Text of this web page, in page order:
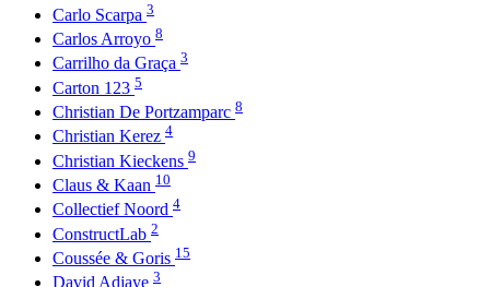
Carlo Scarpa 3
Carlos Arroyo 8
Carrilho da Graça 3
Carton 123 5
Christian De Portzamparc 8
Christian Kerez 4
Christian Kieckens 9
Claus & Kaan 10
Collectief Noord 4
ConstructLab 2
Coussée & Goris 15
David Adjaye 3